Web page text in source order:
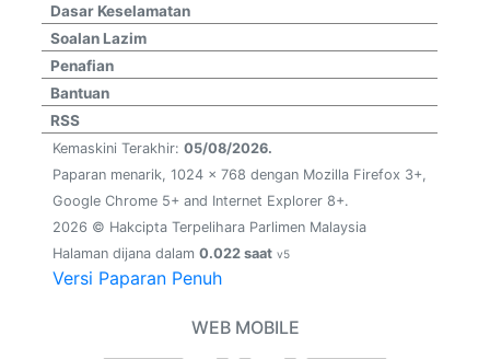
Dasar Keselamatan
Soalan Lazim
Penafian
Bantuan
RSS
Kemaskini Terakhir: 05/08/2026.
Paparan menarik, 1024 x 768 dengan Mozilla Firefox 3+,
Google Chrome 5+ and Internet Explorer 8+.
2026 © Hakcipta Terpelihara Parlimen Malaysia
Halaman dijana dalam 0.022 saat v5
Versi Paparan Penuh
WEB MOBILE